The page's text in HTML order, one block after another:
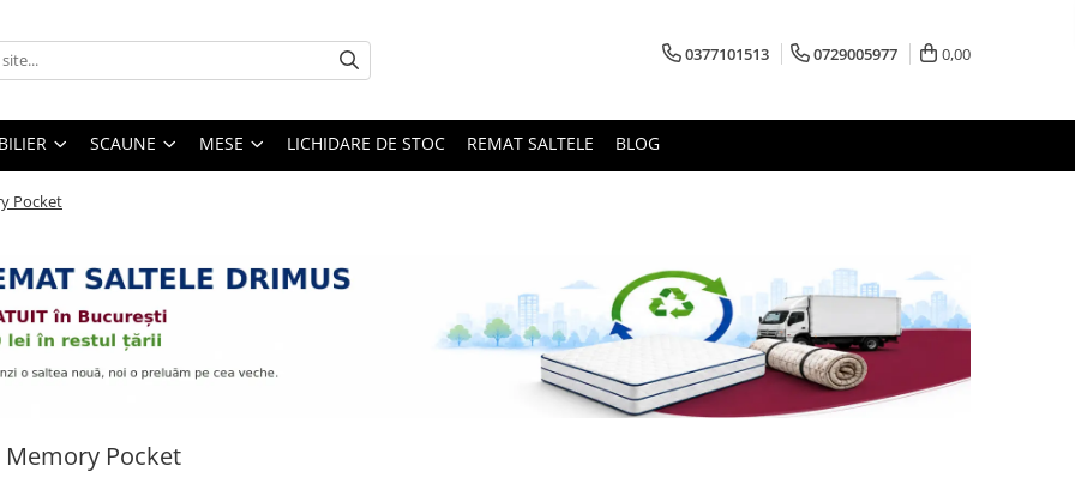
0377101513 0729005977 0,00
SCAUNE MESE LICHIDARE DE STOC REMAT SALTELE BLOG
Pocket
Memory Pocket